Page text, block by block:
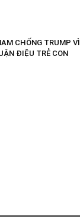
CHỐNG TRUMP VÌ
ĐIỆU TRẺ CON